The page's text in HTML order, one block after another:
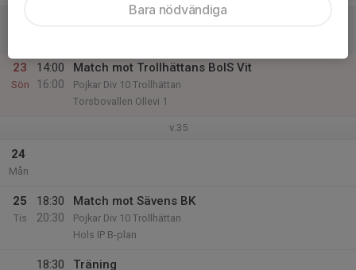
23
Sön
14:00
16:00
Match mot Trollhättans BoIS Vit
Pojkar Div 10 Trollhättan
Torsbovallen Ollevi 1
v.35
24
Mån
25
Tis
18:30
20:30
Match mot Sävens BK
Pojkar Div 10 Trollhättan
Hols IP B-plan
18:30
Träning
Bara nödvändiga